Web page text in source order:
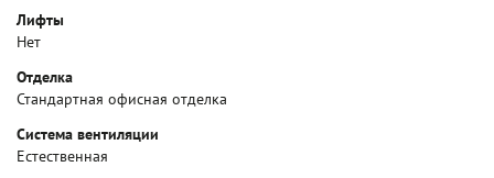
Лифты
Нет
Отделка
Стандартная офисная отделка
Система вентиляции
Естественная